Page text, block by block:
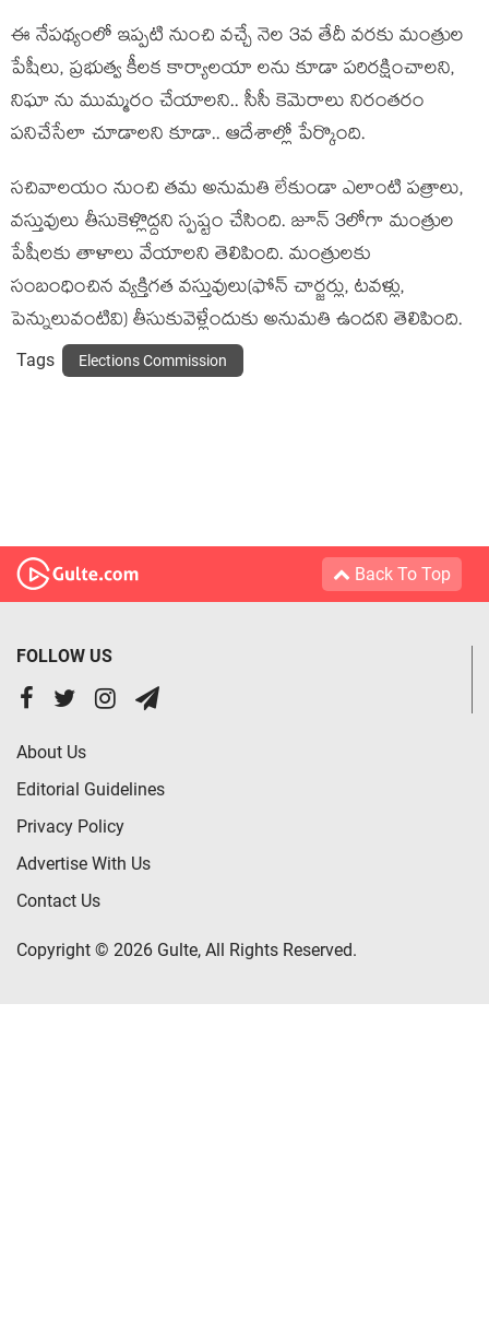
ఈ నేప‌థ్యంలో ఇప్ప‌టి నుంచి వ‌చ్చే నెల 3వ తేదీ వ‌ర‌కు మంత్రుల
పేషీలు, ప్ర‌భుత్వ కీల‌క కార్యాల‌యా ల‌ను కూడా ప‌రిర‌క్షించాల‌ని,
నిఘా ను ముమ్మ‌రం చేయాల‌ని.. సీసీ కెమెరాలు నిరంత‌రం
ప‌నిచేసేలా చూడాల‌ని కూడా.. ఆదేశాల్లో పేర్కొంది.
సచివాలయం నుంచి తమ అనుమతి లేకుండా ఎలాంటి పత్రాలు,
వస్తువులు తీసుకెళ్లొద్దని స్పష్టం చేసింది. జూన్ 3లోగా మంత్రుల
పేషీలకు తాళాలు వేయాల‌ని తెలిపింది. మంత్రుల‌కు
సంబంధించిన వ్య‌క్తిగ‌త వ‌స్తువులు(ఫోన్ చార్జ‌ర్లు, ట‌వ‌ళ్లు,
పెన్నులువంటివి) తీసుకువెళ్లేందుకు అనుమ‌తి ఉంద‌ని తెలిపింది.
Tags Elections Commission
Back To Top
FOLLOW US
About Us
Editorial Guidelines
Privacy Policy
Advertise With Us
Contact Us
Copyright © 2026 Gulte, All Rights Reserved.